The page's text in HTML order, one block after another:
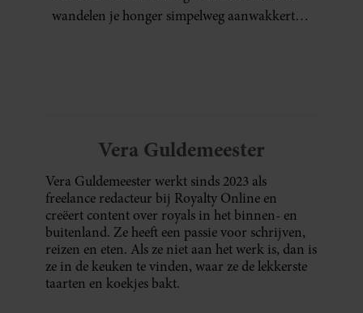
wandelen je honger simpelweg aanwakkert,
Vera Guldemeester
Vera Guldemeester werkt sinds 2023 als
freelance redacteur bij Royalty Online en
creëert content over royals in het binnen- en
buitenland. Ze heeft een passie voor schrijven,
reizen en eten. Als ze niet aan het werk is, dan is
ze in de keuken te vinden, waar ze de lekkerste
taarten en koekjes bakt.